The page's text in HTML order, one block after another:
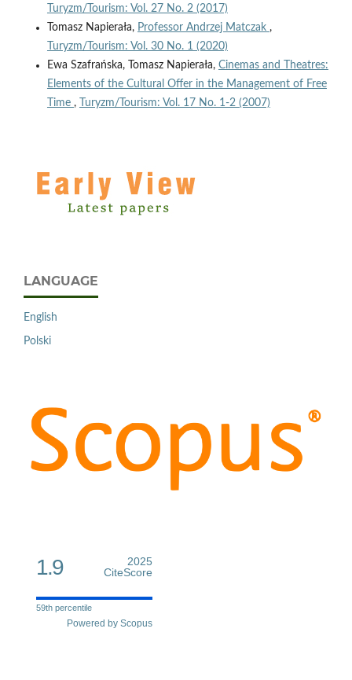
Turyzm/Tourism: Vol. 27 No. 2 (2017)
Tomasz Napierała, Professor Andrzej Matczak ,
Turyzm/Tourism: Vol. 30 No. 1 (2020)
Ewa Szafrańska, Tomasz Napierała, Cinemas and Theatres:
Elements of the Cultural Offer in the Management of Free
Time , Turyzm/Tourism: Vol. 17 No. 1-2 (2007)
LANGUAGE
English
Polski
1.9
2025
CiteScore
59th percentile
Powered by Scopus